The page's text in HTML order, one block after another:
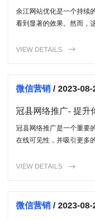
名
余江网站优化是一个持续
看到显著的效果。然而，
VIEW DETAILS

微信营销/ 2023-08-
冠县网络推广- 提升
策略
冠县网络推广是一个重要
在线可见性，并吸引更多
冠县地区的竞争市场取得
VIEW DETAILS 
微信营销/ 2023-08-